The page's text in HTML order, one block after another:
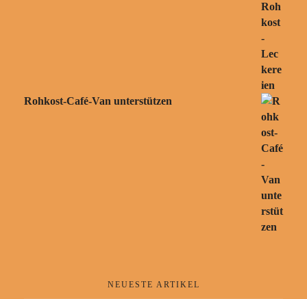
Rohkost-Café-Van unterstützen
NEUESTE ARTIKEL